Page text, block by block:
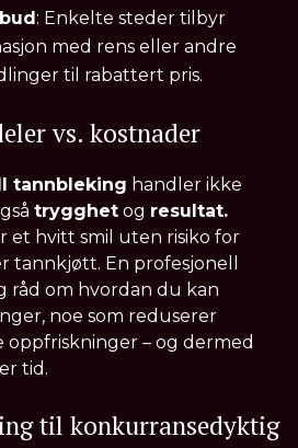
: Enkelte steder tilbyr
med rens eller andre
til rabattert pris.
vs. kostnader
tannbleking handler ikke
trygghet og resultat.
et hvitt smil uten risiko for
tannkjøtt. En profesjonell
råd om hvordan du kan
noe som reduserer
– og dermed
tid.
til konkurransedyktig